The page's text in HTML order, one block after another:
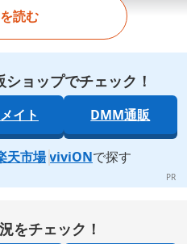
読む
ョップでチェック！
イト DMM通販
天市場 viviONで探す
をチェック！